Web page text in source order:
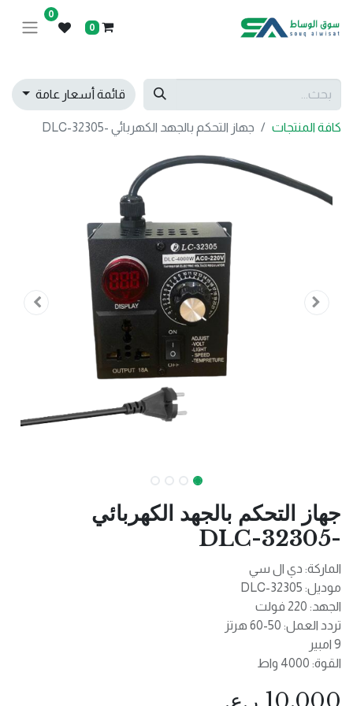
0
0
قائمة أسعار عامة
كافة المنتجات جهاز التحكم بالجهد الكهربائي -32305-DLC
جهاز التحكم بالجهد الكهربائي
-32305-DLC
الماركة: دي ال سي
موديل: 32305-DLC
الجهد: 220 فولت
تردد العمل: 50-60 هرتز
9 امبير
القوة: 4000 واط